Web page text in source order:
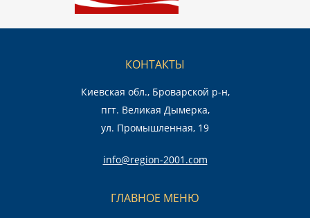
КОНТАКТЫ
Киевская обл., Броварской р-н,
пгт. Великая Дымерка,
ул. Промышленная, 19
info@region-2001.com
ГЛАВНОЕ МЕНЮ